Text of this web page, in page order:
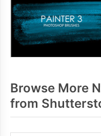
Browse More
from